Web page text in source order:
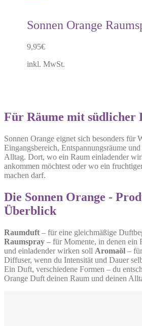
Sonnen Orange
9,95€
inkl. MwSt.
Für Räume mit südlicher
Sonnen Orange eignet sich besonders für
Eingangsbereich, Entspannungsräume
Alltag. Dort, wo ein Raum einladender
ankommen möchtest oder wo ein
machen darf.
Die Sonnen Orange -
Überblick
Raumduft – für eine gleichmäßige
Raumspray – für Momente, in denen ein
und einladender wirken soll Aromaöl –
Diffuser, wenn du Intensität und Dauer
Ein Duft, verschiedene Formen – du
Orange Duft deinen Raum und deinen